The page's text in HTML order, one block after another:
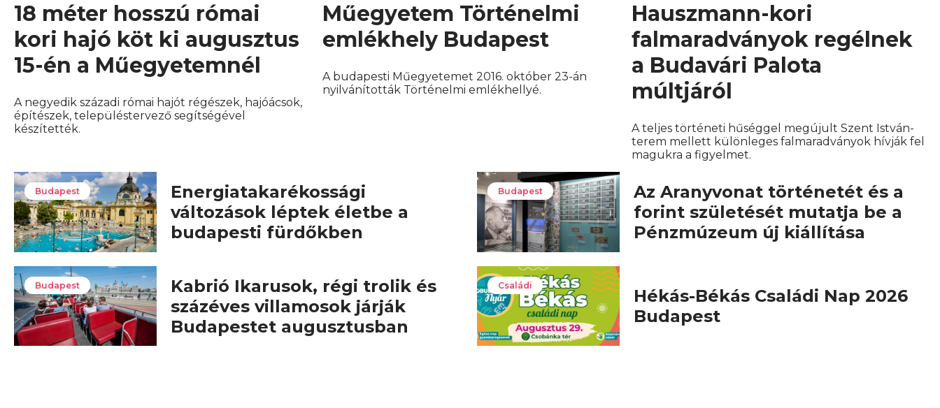
18 méter hosszú római
kori hajó köt ki augusztus
15-én a Műegyetemnél
A negyedik századi római hajót régészek, hajóácsok,
építészek, településtervező segítségével
készítették.
Műegyetem Történelmi
emlékhely Budapest
A budapesti Műegyetemet 2016. október 23-án
nyilvánították Történelmi emlékhellyé.
Hauszmann-kori
falmaradványok regélnek
a Budavári Palota
múltjáról
A teljes történeti hűséggel megújult Szent István-
terem mellett különleges falmaradványok hívják fel
magukra a figyelmet.
Budapest
Energiatakarékossági
változások léptek életbe a
budapesti fürdőkben
Budapest
Az Aranyvonat történetét és a
forint születését mutatja be a
Pénzmúzeum új kiállítása
Budapest
Kabrió Ikarusok, régi trolik és
százéves villamosok járják
Budapestet augusztusban
Családi
Hékás-Békás Családi Nap 2026
Budapest